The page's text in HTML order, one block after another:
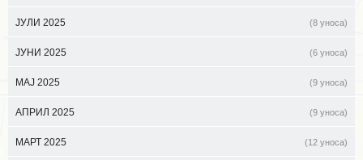
ЈУЛИ 2025 (8 уноса)
ЈУНИ 2025 (6 уноса)
МАЈ 2025 (9 уноса)
АПРИЛ 2025 (9 уноса)
МАРТ 2025 (12 уноса)